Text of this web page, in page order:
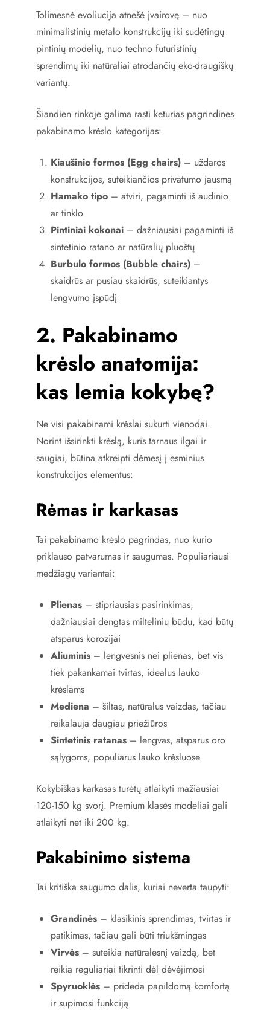
Tolimesnė evoliucija atnešė įvairovę – nuo
minimalistinių metalo konstrukcijų iki sudėtingų
pintinių modelių, nuo techno futuristinių
sprendimų iki natūraliai atrodančių eko-draugiškų
variantų.
Šiandien rinkoje galima rasti keturias pagrindines
pakabinamo krėslo kategorijas:
Kiaušinio formos (Egg chairs) – uždaros
konstrukcijos, suteikiančios privatumo jausmą
Hamako tipo – atviri, pagaminti iš audinio
ar tinklo
Pintiniai kokonai – dažniausiai pagaminti iš
sintetinio ratano ar natūralių pluoštų
Burbulo formos (Bubble chairs) –
skaidrūs ar pusiau skaidrūs, suteikiantys
lengvumo įspūdį
2. Pakabinamo
krėslo anatomija:
kas lemia kokybę?
Ne visi pakabinami krėslai sukurti vienodai.
Norint išsirinkti krėslą, kuris tarnaus ilgai ir
saugiai, būtina atkreipti dėmesį į esminius
konstrukcijos elementus:
Rėmas ir karkasas
Tai pakabinamo krėslo pagrindas, nuo kurio
priklauso patvarumas ir saugumas. Populiariausi
medžiagų variantai:
Plienas – stipriausias pasirinkimas,
dažniausiai dengtas milteliniu būdu, kad būtų
atsparus korozijai
Aliuminis – lengvesnis nei plienas, bet vis
tiek pakankamai tvirtas, idealus lauko
krėslams
Mediena – šiltas, natūralus vaizdas, tačiau
reikalauja daugiau priežiūros
Sintetinis ratanas – lengvas, atsparus oro
sąlygoms, populiarus lauko krėsluose
Kokybiškas karkasas turėtų atlaikyti mažiausiai
120-150 kg svorį. Premium klasės modeliai gali
atlaikyti net iki 200 kg.
Pakabinimo sistema
Tai kritiška saugumo dalis, kuriai neverta taupyti:
Grandinės – klasikinis sprendimas, tvirtas ir
patikimas, tačiau gali būti triukšmingas
Virvės – suteikia natūralesnį vaizdą, bet
reikia reguliariai tikrinti dėl dėvėjimosi
Spyruoklės – prideda papildomą komfortą
ir supimosi funkciją